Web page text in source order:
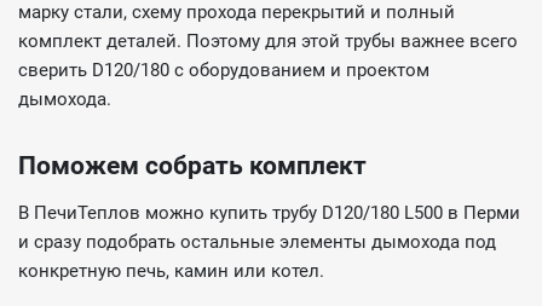
марку стали, схему прохода перекрытий и полный
комплект деталей. Поэтому для этой трубы важнее всего
сверить D120/180 с оборудованием и проектом
дымохода.
Поможем собрать комплект
В ПечиТеплов можно купить трубу D120/180 L500 в Перми
и сразу подобрать остальные элементы дымохода под
конкретную печь, камин или котел.